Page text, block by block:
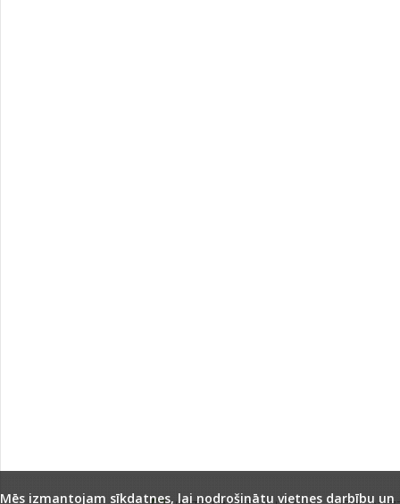
Mēs izmantojam sīkdatnes, lai nodrošinātu vietnes darbību un